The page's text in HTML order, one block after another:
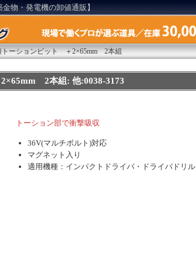
物・発電機の卸値通販】
トーションビット ＋2×65mm 2本組
2本組: 他:0038-3173
トーション部で衝撃吸収
36V(マルチボルト)対応
マグネット入り
適用機種：インパクトドライバ・ドライバドリル